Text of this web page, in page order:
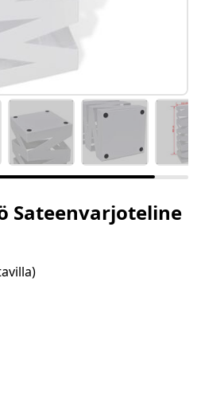
Sateenvarjoteline